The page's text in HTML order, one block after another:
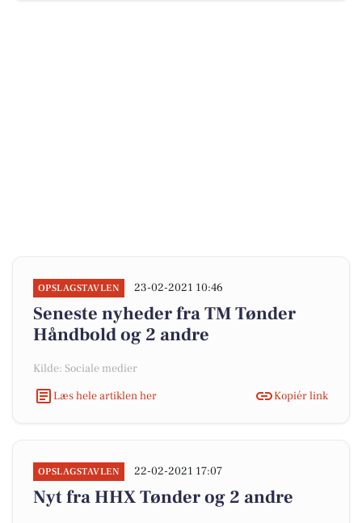
OPSLAGSTAVLEN 23-02-2021 10:46
Seneste nyheder fra TM Tønder
Håndbold og 2 andre
Kilde: Sociale medier
Læs hele artiklen her
Kopiér link
OPSLAGSTAVLEN 22-02-2021 17:07
Nyt fra HHX Tønder og 2 andre